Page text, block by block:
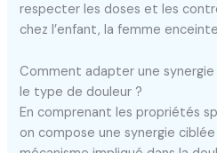
respecter les doses et les
chez l’enfant, la femme
Comment adapter une synergie
le type de douleur ?
En comprenant les propriétés
on compose une synergie